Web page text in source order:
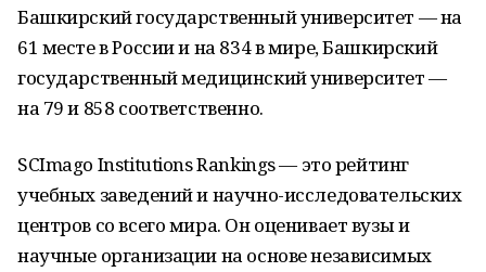
Башкирский государственный университет — на
61 месте в России и на 834 в мире, Башкирский
государственный медицинский университет —
на 79 и 858 соответственно.
SCImago Institutions Rankings — это рейтинг
учебных заведений и научно-исследовательских
центров со всего мира. Он оценивает вузы и
научные организации на основе независимых